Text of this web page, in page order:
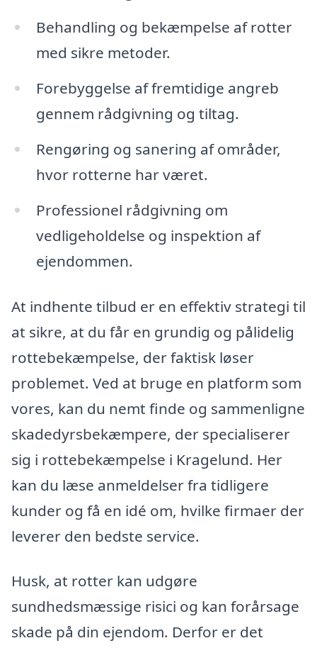
Behandling og bekæmpelse af rotter
med sikre metoder.
Forebyggelse af fremtidige angreb
gennem rådgivning og tiltag.
Rengøring og sanering af områder,
hvor rotterne har været.
Professionel rådgivning om
vedligeholdelse og inspektion af
ejendommen.
At indhente tilbud er en effektiv strategi til
at sikre, at du får en grundig og pålidelig
rottebekæmpelse, der faktisk løser
problemet. Ved at bruge en platform som
vores, kan du nemt finde og sammenligne
skadedyrsbekæmpere, der specialiserer
sig i rottebekæmpelse i Kragelund. Her
kan du læse anmeldelser fra tidligere
kunder og få en idé om, hvilke firmaer der
leverer den bedste service.
Husk, at rotter kan udgøre
sundhedsmæssige risici og kan forårsage
skade på din ejendom. Derfor er det